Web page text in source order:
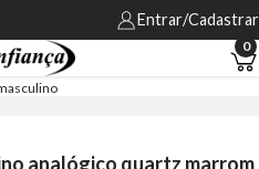
Entrar/Cadastrar
0
analógico quartz marrom